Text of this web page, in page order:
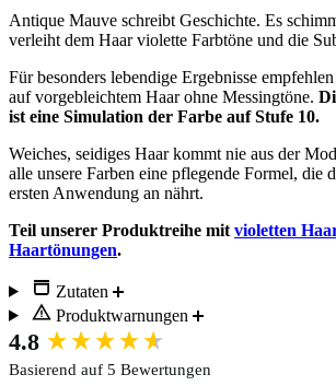
Description
Antique Mauve schreibt Geschichte. Es
verleiht dem Haar violette Farbtöne und die
Für besonders lebendige Ergebnisse
auf vorgebleichtem Haar ohne Messingtöne.
ist eine Simulation der Farbe auf Stufe 10.
Weiches, seidiges Haar kommt nie aus der
alle unsere Farben eine pflegende Formel, die
ersten Anwendung an nährt.
Teil unserer Produktreihe mit violetten
Haartönungen.
Zutaten
Produktwarnungen
4.8
Basierend auf 5 Bewertungen
New content loaded